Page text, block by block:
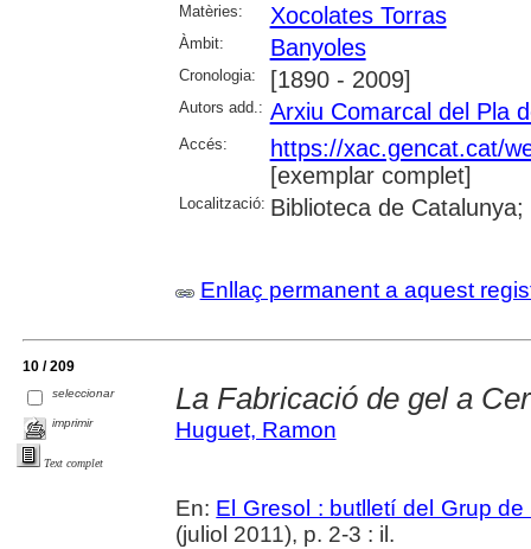
Matèries:
Xocolates Torras
Àmbit: Banyoles
Cronologia: [1890 - 2009]
Autors add.: Arxiu Comarcal del Pla
Accés:
https://xac.gencat.cat/
[exemplar complet]
Localització: Biblioteca de
Enllaç permanent a aquest
10 / 209
seleccionar
imprimir
Text complet
La Fabricació de gel a
Huguet, Ramon
En: El Gresol : butlletí del Grup
(juliol 2011), p. 2-3 : il.